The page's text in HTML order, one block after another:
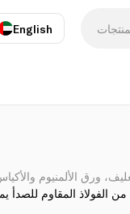
English
طعام مستطيلة متعددة
ورق الألمنيوم
الفولاذ المقاوم